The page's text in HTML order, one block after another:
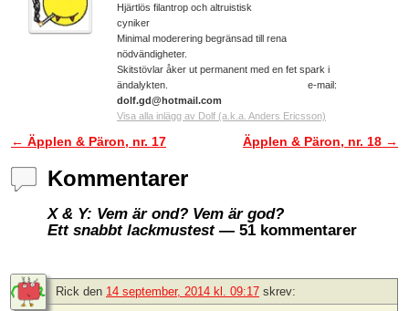
Hjärtlös filantrop och altruistisk
cyniker
Minimal moderering begränsad till rena
nödvändigheter.
Skitstövlar åker ut permanent med en fet spark i
ändalykten. e-mail:
dolf.gd@hotmail.com
Visa alla inlägg av Dolf (a.k.a. Anders Ericsson)
Inläggsnavigering
← Äpplen & Päron, nr. 17 Äpplen & Päron, nr. 18 →
Kommentarer
X & Y: Vem är ond? Vem är god?
Ett snabbt lackmustest— 51 kommentarer
Rick den 14 september, 2014 kl. 09:17 skrev: